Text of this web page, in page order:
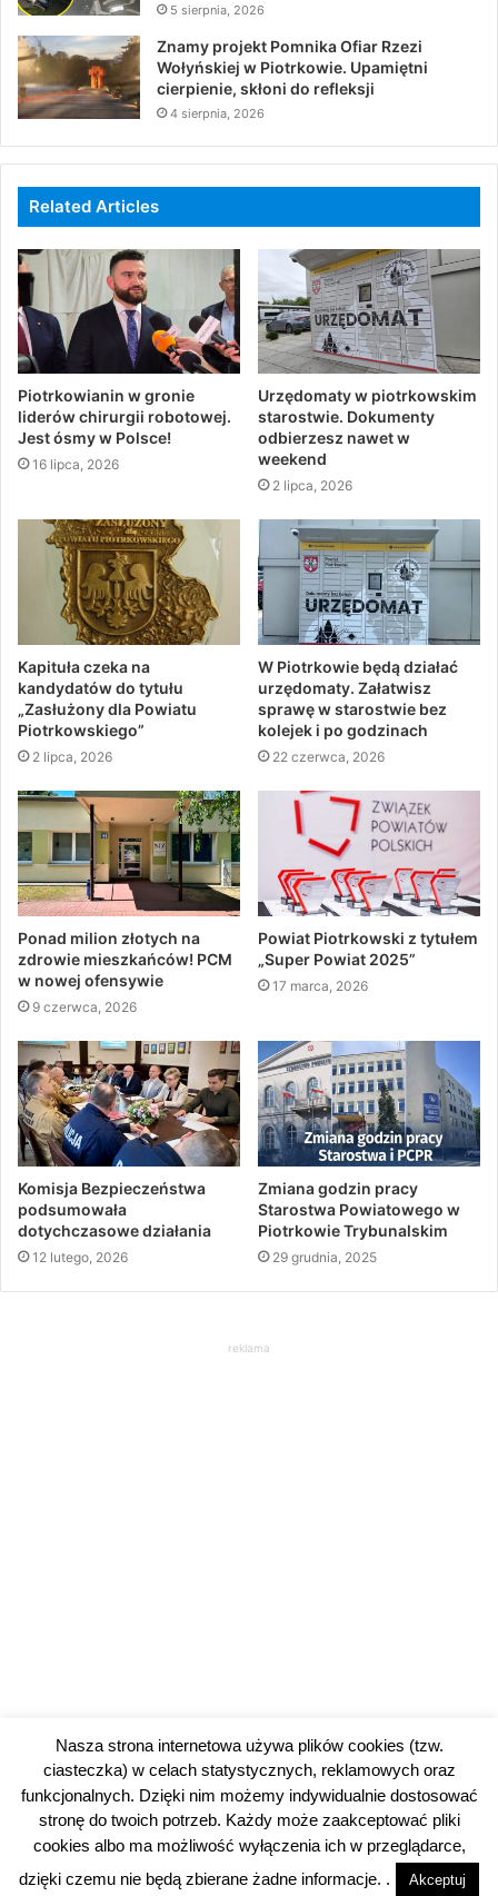
5 sierpnia, 2026
Znamy projekt Pomnika Ofiar Rzezi
Wołyńskiej w Piotrkowie. Upamiętni
cierpienie, skłoni do refleksji
4 sierpnia, 2026
Related Articles
Piotrkowianin w gronie
liderów chirurgii robotowej.
Jest ósmy w Polsce!
16 lipca, 2026
Urzędomaty w piotrkowskim
starostwie. Dokumenty
odbierzesz nawet w
weekend
2 lipca, 2026
Kapituła czeka na
kandydatów do tytułu
„Zasłużony dla Powiatu
Piotrkowskiego”
2 lipca, 2026
W Piotrkowie będą działać
urzędomaty. Załatwisz
sprawę w starostwie bez
kolejek i po godzinach
22 czerwca, 2026
Ponad milion złotych na
zdrowie mieszkańców! PCM
w nowej ofensywie
9 czerwca, 2026
Powiat Piotrkowski z tytułem
„Super Powiat 2025”
17 marca, 2026
Komisja Bezpieczeństwa
podsumowała
dotychczasowe działania
12 lutego, 2026
Zmiana godzin pracy
Starostwa Powiatowego w
Piotrkowie Trybunalskim
29 grudnia, 2025
reklama
Nasza strona internetowa używa plików cookies (tzw.
ciasteczka) w celach statystycznych, reklamowych oraz
funkcjonalnych. Dzięki nim możemy indywidualnie dostosować
stronę do twoich potrzeb. Każdy może zaakceptować pliki
cookies albo ma możliwość wyłączenia ich w przeglądarce,
dzięki czemu nie będą zbierane żadne informacje. .
Akceptuj